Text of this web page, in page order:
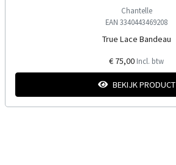
Chantelle
EAN 3340443469208
True Lace Bandeau
€ 75,00 Incl. btw
BEKIJK PRODUCT